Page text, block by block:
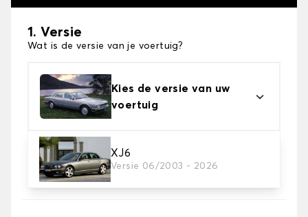
1. Versie
Wat is de versie van je voertuig?
Kies de versie van uw
voertuig
XJ6
Versie 06/2003 - 2026
2. Materiaal
Kies het materiaal van uw kofferbakmat